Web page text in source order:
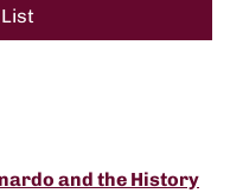
and the History